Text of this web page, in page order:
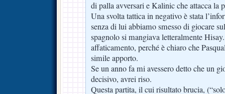
di palla avversari e Kalinic che attacca la
Una svolta tattica in negativo è stata
senza di lui abbiamo smesso di giocare
spagnolo si mangiava letteralmente
affaticamento, perché è chiaro che
simile apporto.
Se un anno fa mi avessero detto che un
decisivo, avrei riso.
Questa partita, il cui risultato brucia,